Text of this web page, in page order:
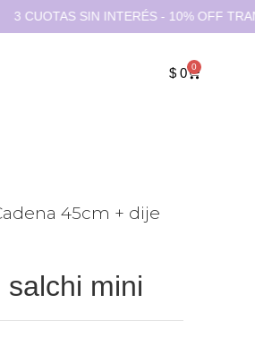
SIN INTERÉS - 10% OFF
$0 0
45cm + dije
mini